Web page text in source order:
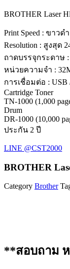
BROTHER Laser
Print Speed : ขาว
Resolution : สูงสุด
ถาดบรรจุกระดาษ :
หน่วยความจำ :
การเชื่อมต่อ : USB
Cartridge Toner
TN-1000 (1,000
Drum
DR-1000 (10,000
ประกัน 2 ปี
LINE @CST2000
BROTHER
Category Brother
**สอบถาม